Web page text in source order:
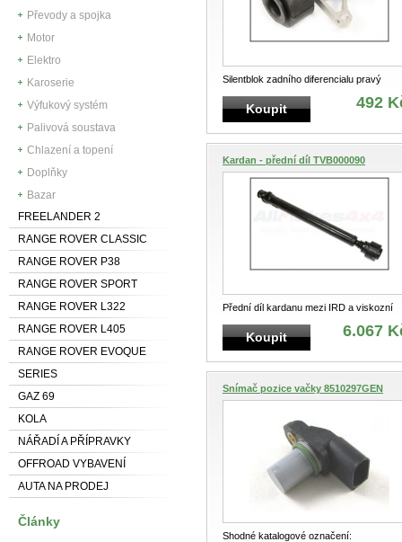
Převody a spojka
Motor
Elektro
Karoserie
Výfukový systém
Palivová soustava
Chlazení a topení
Doplňky
Bazar
FREELANDER 2
RANGE ROVER CLASSIC
RANGE ROVER P38
RANGE ROVER SPORT
RANGE ROVER L322
RANGE ROVER L405
RANGE ROVER EVOQUE
SERIES
GAZ 69
KOLA
NÁŘADÍ A PŘÍPRAVKY
OFFROAD VYBAVENÍ
AUTA NA PRODEJ
Články
Silentblok zadního diferencialu pravý
Koupit 492
Kardan - přední díl TVB000090
Přední díl kardanu mezi IRD a viskozní
spojku. Pro všechny čtyřválcové vozy
Koupit 6.067
Snímač pozice vačky 8510297GEN
Shodné katalogové označení: